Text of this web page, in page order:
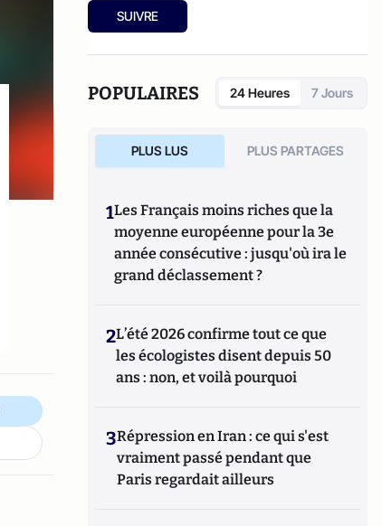
désireuse de comprendre comment la
géographie influence la politique, la société
enseignants, des chercheurs et des esprits
curieux du monde entier.
SUIVRE
POPULAIRES 24 Heures 7 Jours
PLUS LUS PLUS PARTAGES
1Les Français moins riches que la
moyenne européenne pour la 3e
année consécutive : jusqu'où ira le
grand déclassement ?
2L’été 2026 confirme tout ce que
les écologistes disent depuis 50
ans : non, et voilà pourquoi
3Répression en Iran : ce qui s'est
vraiment passé pendant que
Paris regardait ailleurs